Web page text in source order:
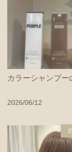
カラーシャンプー
2026/06/12